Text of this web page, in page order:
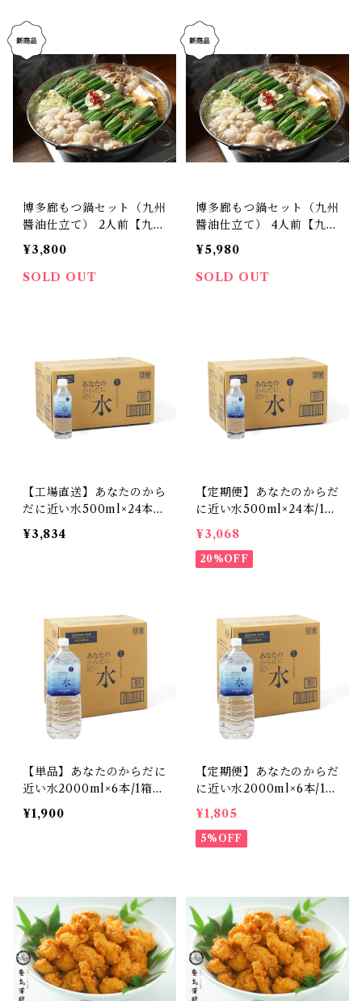
博多廊もつ鍋セット（九州
醬油仕立て） 2人前【九州
の旬博多廊本店の味】
¥3,800
SOLD OUT
博多廊もつ鍋セット（九州
醬油仕立て） 4人前【九州
の旬博多廊本店の味】
¥5,980
SOLD OUT
【工場直送】あなたのから
だに近い水500ml×24本/1
箱【送料無料】
¥3,834
【定期便】あなたのからだ
に近い水500ml×24本/1箱
【送料無料】
¥3,068
20%OFF
【単品】あなたのからだに
近い水2000ml×6本/1箱
【送料無料】
¥1,900
【定期便】あなたのからだ
に近い水2000ml×6本/1箱
【送料無料】
¥1,805
5%OFF